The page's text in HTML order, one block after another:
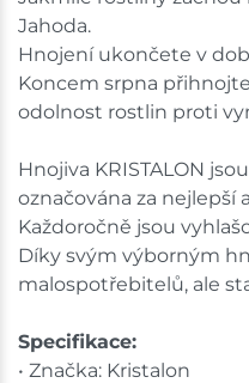
Jahoda.
Hnojení ukončete v
Koncem srpna
odolnost rostlin proti
Hnojiva KRISTALON
označována za nejlepší
Každoročně jsou
Díky svým výborným
malospotřebitelů, ale
Specifikace:
• Značka: Kristalon